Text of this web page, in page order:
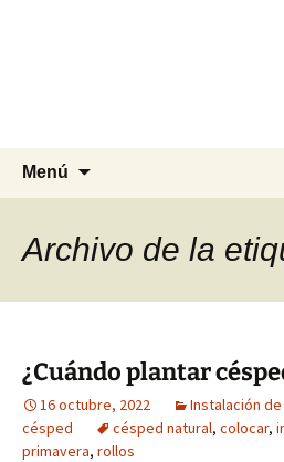
Menú
Archivo de la
¿Cuándo plantar
16 octubre, 2022 Instalación
césped
césped natural, colocar,
primavera, rollos